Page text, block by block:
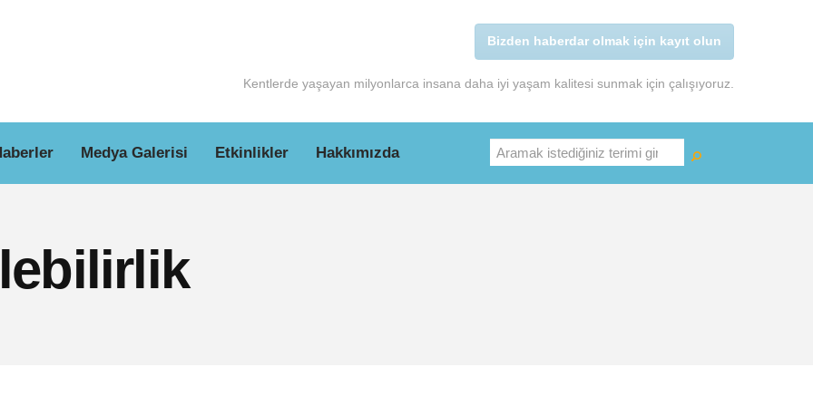
Kentlerde yaşayan milyonlarca insana daha iyi yaşam kalitesi sunmak için çalışıyoruz.
Bizden haberdar olmak için kayıt olun
Medya Galerisi Etkinlikler Hakkımızda Ara